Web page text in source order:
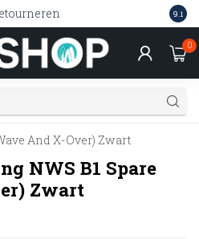
9.1
0
And X-Over) Zwart
NWS B1 Spare
Zwart